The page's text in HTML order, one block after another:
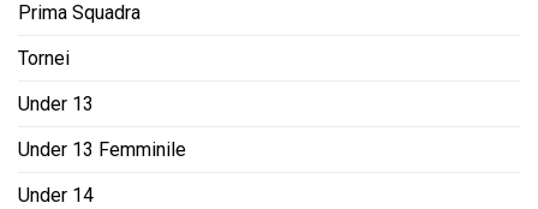
Prima Squadra
Tornei
Under 13
Under 13 Femminile
Under 14